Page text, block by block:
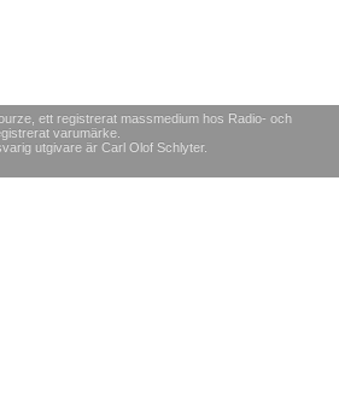
ett registrerat massmedium hos Radio- och
varumärke.
utgivare är Carl Olof Schlyter.